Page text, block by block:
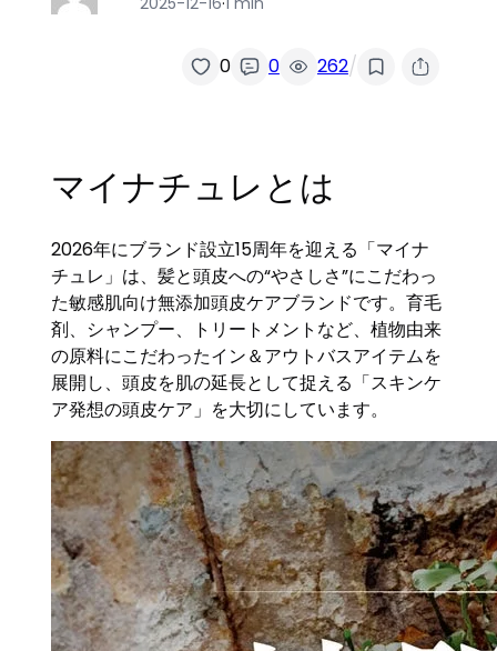
0 0 262/
マイナチュレとは
2026年にブランド設立15周年を迎える「マイナ
チュレ」は、髪と頭皮への“やさしさ”にこだわっ
た敏感肌向け無添加頭皮ケアブランドです。育毛
剤、シャンプー、トリートメントなど、植物由来
の原料にこだわったイン＆アウトバスアイテムを
展開し、頭皮を肌の延長として捉える「スキンケ
ア発想の頭皮ケア」を大切にしています。